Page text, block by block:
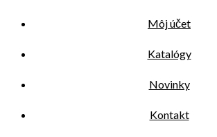
Môj účet
Katalógy
Novinky
Kontakt